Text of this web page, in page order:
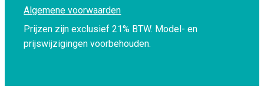
Algemene voorwaarden
Prijzen zijn exclusief 21% BTW. Model- en
prijswijzigingen voorbehouden.